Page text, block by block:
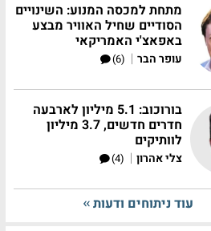
מתחת למכסה המנוע: השינויים
הסודיים שחיל האוויר מבצע
באפאצ'י האמריקאי
עופר הבר |
(6)
בורוכוב: 5.1 מיליון לארבעה
חדרים חדשים, 3.7 מיליון
לוותיקים
צלי אהרון |
(4)
עוד ניתוחים ודעות